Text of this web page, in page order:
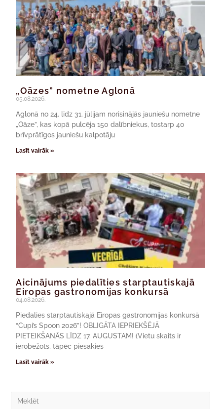
„Oāzes” nometne Aglonā
05.08.2026.
Aglonā no 24. līdz 31. jūlijam norisinājās jauniešu nometne
„Oāze”, kas kopā pulcēja 150 dalībniekus, tostarp 40
brīvprātīgos jauniešu kalpotāju
Lasīt vairāk »
Aicinājums piedalīties starptautiskajā
Eiropas gastronomijas konkursā
04.08.2026.
Piedalies starptautiskajā Eiropas gastronomijas konkursā
“Cupi’s Spoon 2026”! OBLIGĀTA IEPRIEKŠĒJĀ
PIETEIKŠANĀS LĪDZ 17. AUGUSTAM! (Vietu skaits ir
ierobežots, tāpēc piesakies
Lasīt vairāk »